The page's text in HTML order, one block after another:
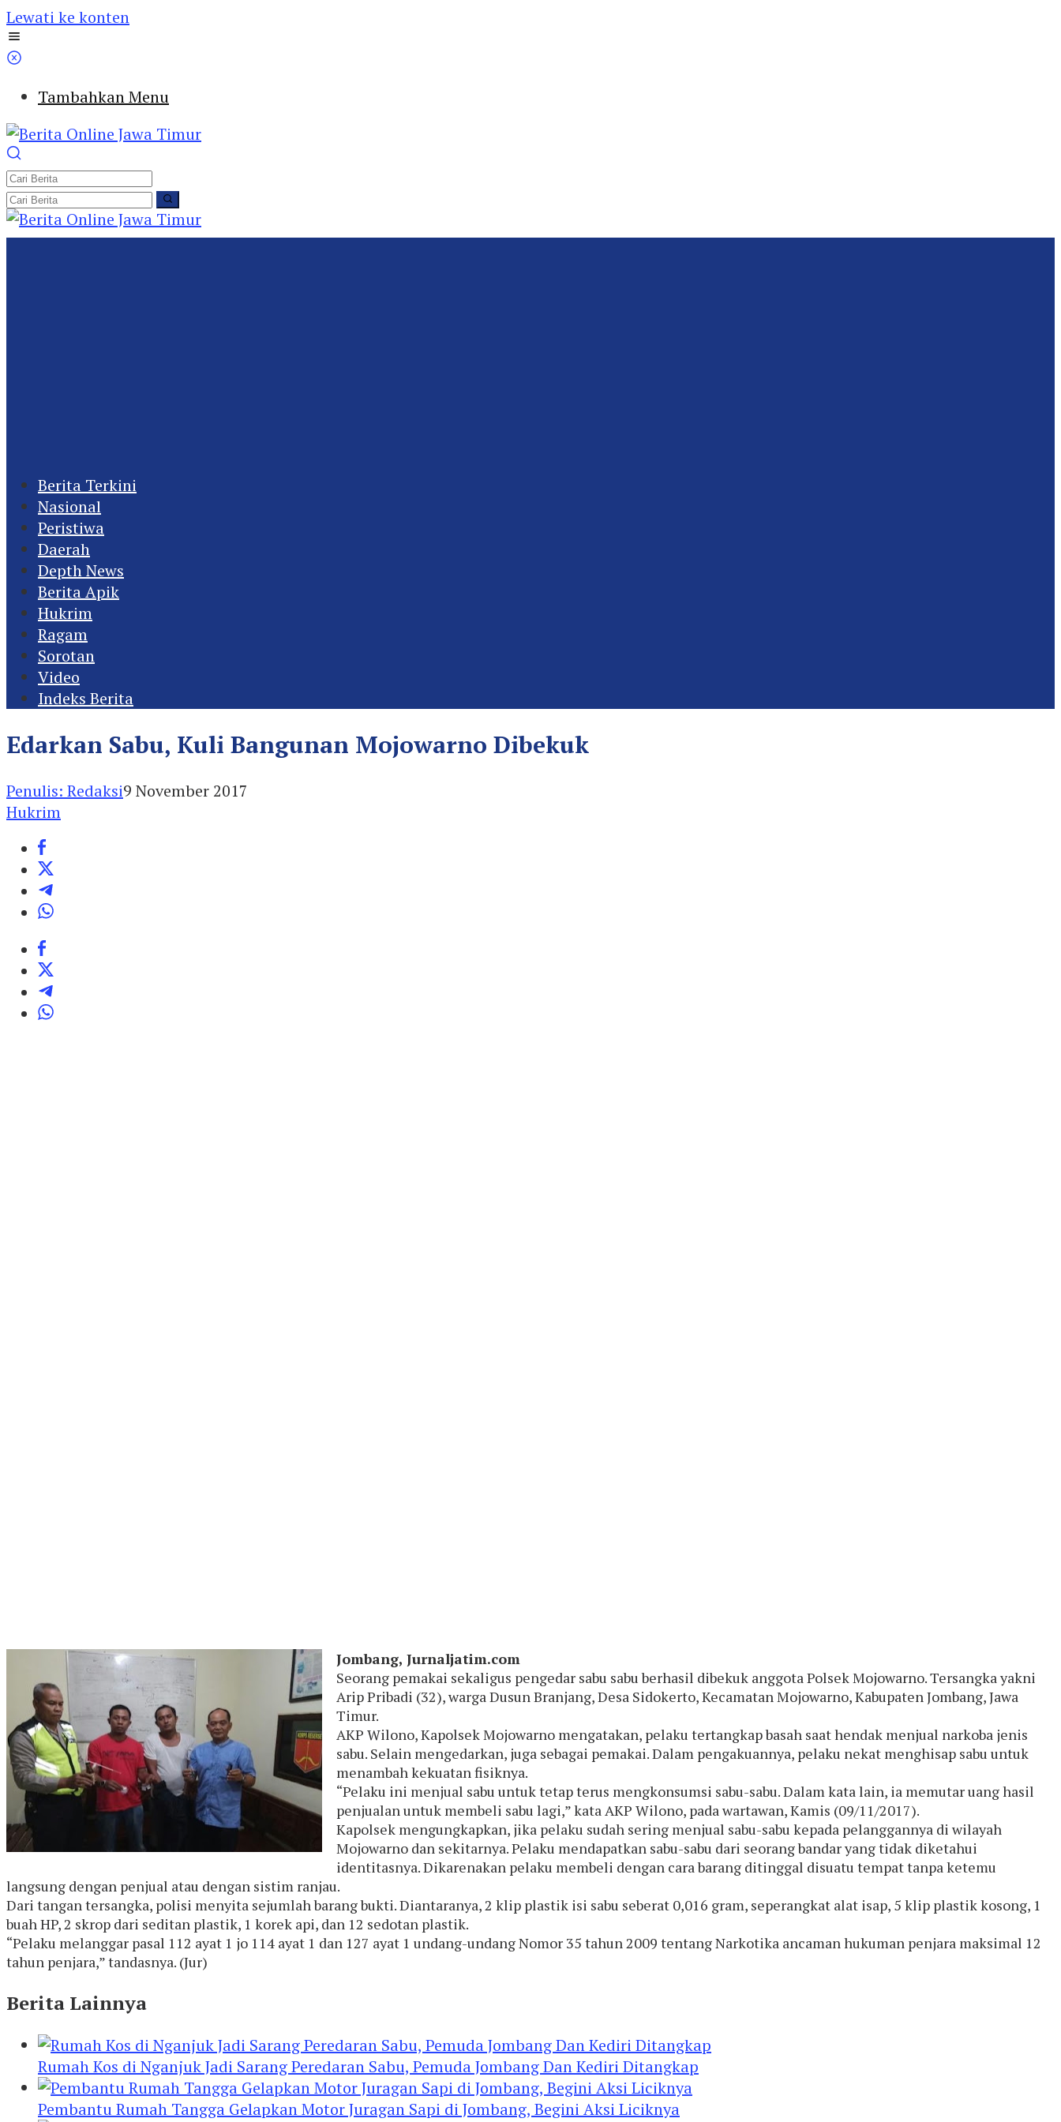
Lewati ke konten
Tambahkan Menu
Berita Terkini
Nasional
Peristiwa
Daerah
Depth News
Berita Apik
Hukrim
Ragam
Sorotan
Video
Indeks Berita
Edarkan Sabu, Kuli Bangunan Mojowarno Dibekuk
Penulis: Redaksi9 November 2017
Hukrim
Jombang, Jurnaljatim.com
Seorang pemakai sekaligus pengedar sabu sabu berhasil dibekuk anggota Polsek Mojowarno. Tersangka yakni
Arip Pribadi (32), warga Dusun Branjang, Desa Sidokerto, Kecamatan Mojowarno, Kabupaten Jombang, Jawa
Timur.
AKP Wilono, Kapolsek Mojowarno mengatakan, pelaku tertangkap basah saat hendak menjual narkoba jenis
sabu. Selain mengedarkan, juga sebagai pemakai. Dalam pengakuannya, pelaku nekat menghisap sabu untuk
menambah kekuatan fisiknya.
“Pelaku ini menjual sabu untuk tetap terus mengkonsumsi sabu-sabu. Dalam kata lain, ia memutar uang hasil
penjualan untuk membeli sabu lagi,” kata AKP Wilono, pada wartawan, Kamis (09/11/2017).
Kapolsek mengungkapkan, jika pelaku sudah sering menjual sabu-sabu kepada pelanggannya di wilayah
Mojowarno dan sekitarnya. Pelaku mendapatkan sabu-sabu dari seorang bandar yang tidak diketahui
identitasnya. Dikarenakan pelaku membeli dengan cara barang ditinggal disuatu tempat tanpa ketemu
langsung dengan penjual atau dengan sistim ranjau.
Dari tangan tersangka, polisi menyita sejumlah barang bukti. Diantaranya, 2 klip plastik isi sabu seberat 0,016 gram, seperangkat alat isap, 5 klip plastik kosong, 1
buah HP, 2 skrop dari seditan plastik, 1 korek api, dan 12 sedotan plastik.
“Pelaku melanggar pasal 112 ayat 1 jo 114 ayat 1 dan 127 ayat 1 undang-undang Nomor 35 tahun 2009 tentang Narkotika ancaman hukuman penjara maksimal 12
tahun penjara,” tandasnya. (Jur)
Berita Lainnya
Rumah Kos di Nganjuk Jadi Sarang Peredaran Sabu, Pemuda Jombang Dan Kediri Ditangkap
Pembantu Rumah Tangga Gelapkan Motor Juragan Sapi di Jombang, Begini Aksi Liciknya